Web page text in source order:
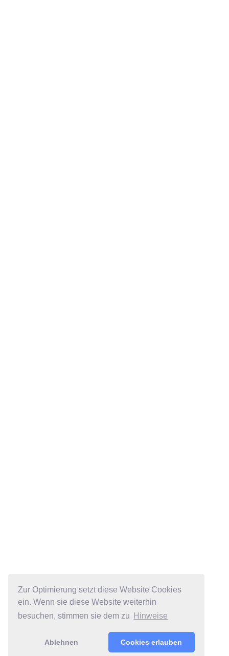
Zur Optimierung setzt diese Website Cookies
ein. Wenn sie diese Website weiterhin
besuchen, stimmen sie dem zu
Hinweise
Ablehnen Cookies erlauben